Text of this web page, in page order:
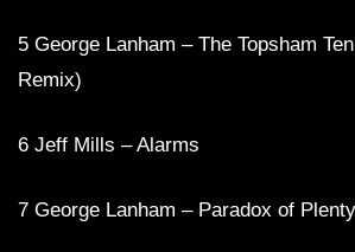
5 George Lanham – The Topsham
Remix)
6 Jeff Mills – Alarms
7 George Lanham – Paradox of Plenty